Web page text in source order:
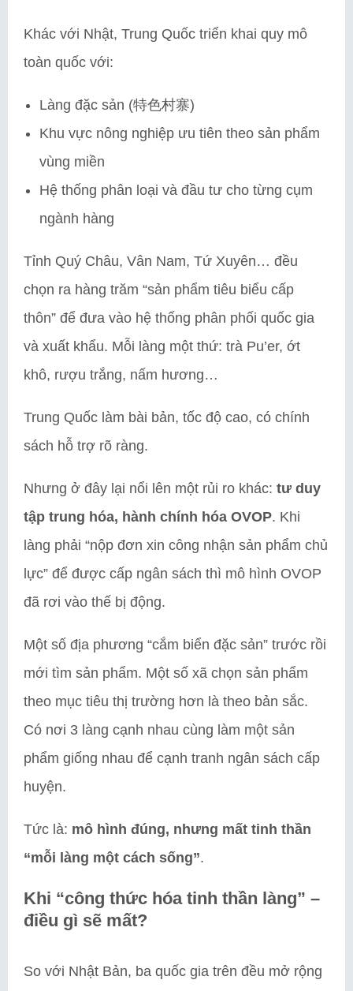
Khác với Nhật, Trung Quốc triển khai quy mô
toàn quốc với:
Làng đặc sản (特色村寨)
Khu vực nông nghiệp ưu tiên theo sản phẩm
vùng miền
Hệ thống phân loại và đầu tư cho từng cụm
ngành hàng
Tỉnh Quý Châu, Vân Nam, Tứ Xuyên… đều
chọn ra hàng trăm “sản phẩm tiêu biểu cấp
thôn” để đưa vào hệ thống phân phối quốc gia
và xuất khẩu. Mỗi làng một thứ: trà Pu’er, ớt
khô, rượu trắng, nấm hương…
Trung Quốc làm bài bản, tốc độ cao, có chính
sách hỗ trợ rõ ràng.
Nhưng ở đây lại nổi lên một rủi ro khác: tư duy
tập trung hóa, hành chính hóa OVOP. Khi
làng phải “nộp đơn xin công nhận sản phẩm chủ
lực” để được cấp ngân sách thì mô hình OVOP
đã rơi vào thế bị động.
Một số địa phương “cắm biển đặc sản” trước rồi
mới tìm sản phẩm. Một số xã chọn sản phẩm
theo mục tiêu thị trường hơn là theo bản sắc.
Có nơi 3 làng cạnh nhau cùng làm một sản
phẩm giống nhau để cạnh tranh ngân sách cấp
huyện.
Tức là: mô hình đúng, nhưng mất tinh thần
“mỗi làng một cách sống”.
Khi “công thức hóa tinh thần làng” –
điều gì sẽ mất?
So với Nhật Bản, ba quốc gia trên đều mở rộng